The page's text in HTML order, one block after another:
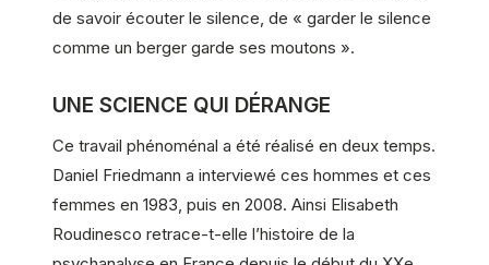
de savoir écouter le silence, de « garder le silence
comme un berger garde ses moutons ».
UNE SCIENCE QUI DÉRANGE
Ce travail phénoménal a été réalisé en deux temps.
Daniel Friedmann a interviewé ces hommes et ces
femmes en 1983, puis en 2008. Ainsi Elisabeth
Roudinesco retrace-t-elle l’histoire de la